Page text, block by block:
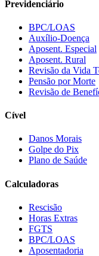
Previdenciário
BPC/LOAS
Auxílio-Doença
Aposent. Especial
Aposent. Rural
Revisão da Vida
Pensão por Morte
Revisão de
Cível
Danos Morais
Golpe do Pix
Plano de Saúde
Calculadoras
Rescisão
Horas Extras
FGTS
BPC/LOAS
Aposentadoria